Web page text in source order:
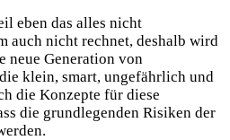
eben das alles nicht
auch nicht rechnet, deshalb wird
neue Generation von
klein, smart, ungefährlich und
die Konzepte für diese
die grundlegenden Risiken der